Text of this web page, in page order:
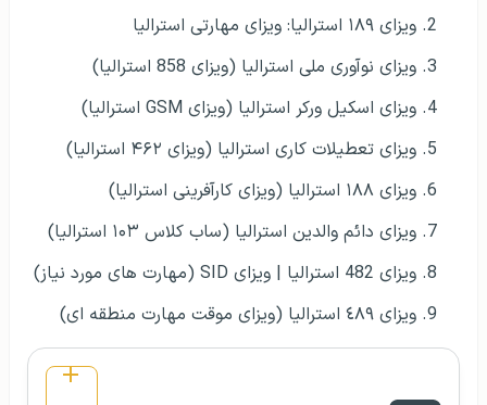
ویزای ۱۸۹ استرالیا: ویزای مهارتی استرالیا
ویزای نوآوری ملی استرالیا (ویزای 858 استرالیا)
ویزای اسکیل ورکر استرالیا (ویزای GSM استرالیا)
ویزای تعطیلات کاری استرالیا (ویزای ۴۶۲ استرالیا)
ویزای ۱۸۸ استرالیا (ویزای کارآفرینی استرالیا)
ویزای دائم والدین استرالیا (ساب کلاس ۱۰۳ استرالیا)
ویزای 482 استرالیا | ویزای SID (مهارت های مورد نیاز)
ویزای ٤٨٩ استرالیا (ویزای موقت مهارت منطقه ای)